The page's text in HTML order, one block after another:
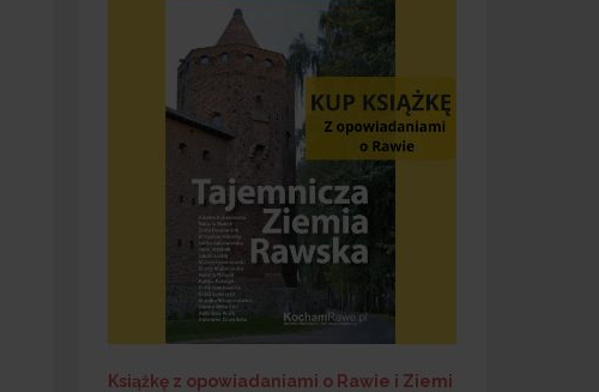
Książkę z opowiadaniami o Rawie i Ziemi